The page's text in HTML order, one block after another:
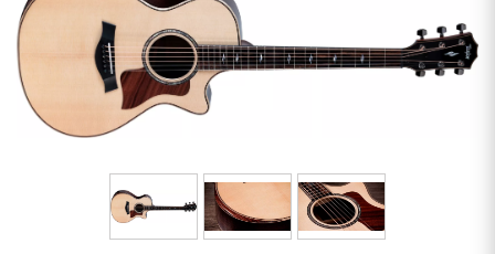
Synths & samplers
Studio
Mikros